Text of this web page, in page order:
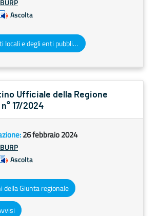
Ascolta
Atti degli enti locali e degli enti pubblici e privati
Ufficiale della Regione
17/2024
26 febbraio 2024
Ascolta
della Giunta regionale